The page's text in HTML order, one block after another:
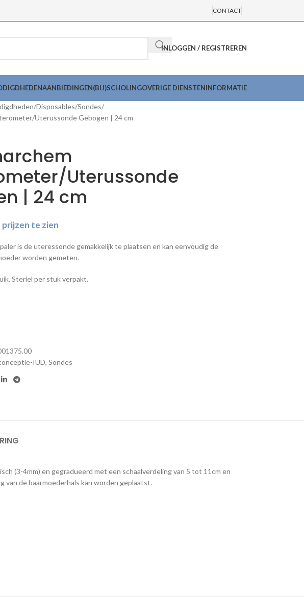
CONTACT
INLOGGEN / REGISTREREN
AANBIEDINGEN(BIJ)SCHOLINGOVERIGE DIENSTENINFORMATIE
Disposables Sondes
Uterussonde Gebogen | 24 cm
Uterussonde
| 24 cm
te zien
is de uteressonde gemakkelijk te plaatsen en kan eenvoudig de
worden gemeten.
Steriel per stuk verpakt.
IUD, Sondes
(3-4mm) en gegradueerd met een schaalverdeling van 5 tot 11cm en
van de baarmoederhals kan worden geplaatst.